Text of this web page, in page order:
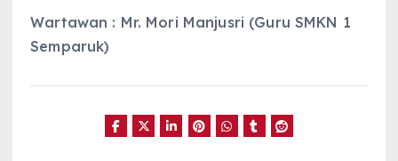
Wartawan : Mr. Mori Manjusri (Guru SMKN 1
Semparuk)